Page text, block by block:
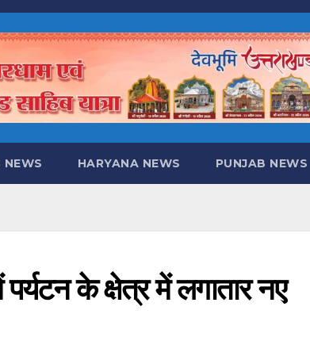
NEWS HARYANA NEWS PUNJAB NEWS
के क्षेत्र में लगातार नए